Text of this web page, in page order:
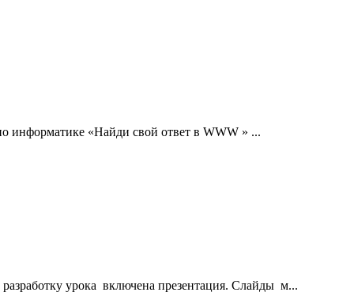
информатике «Найди свой ответ в WWW » ...
урока включена презентация. Слайды м...